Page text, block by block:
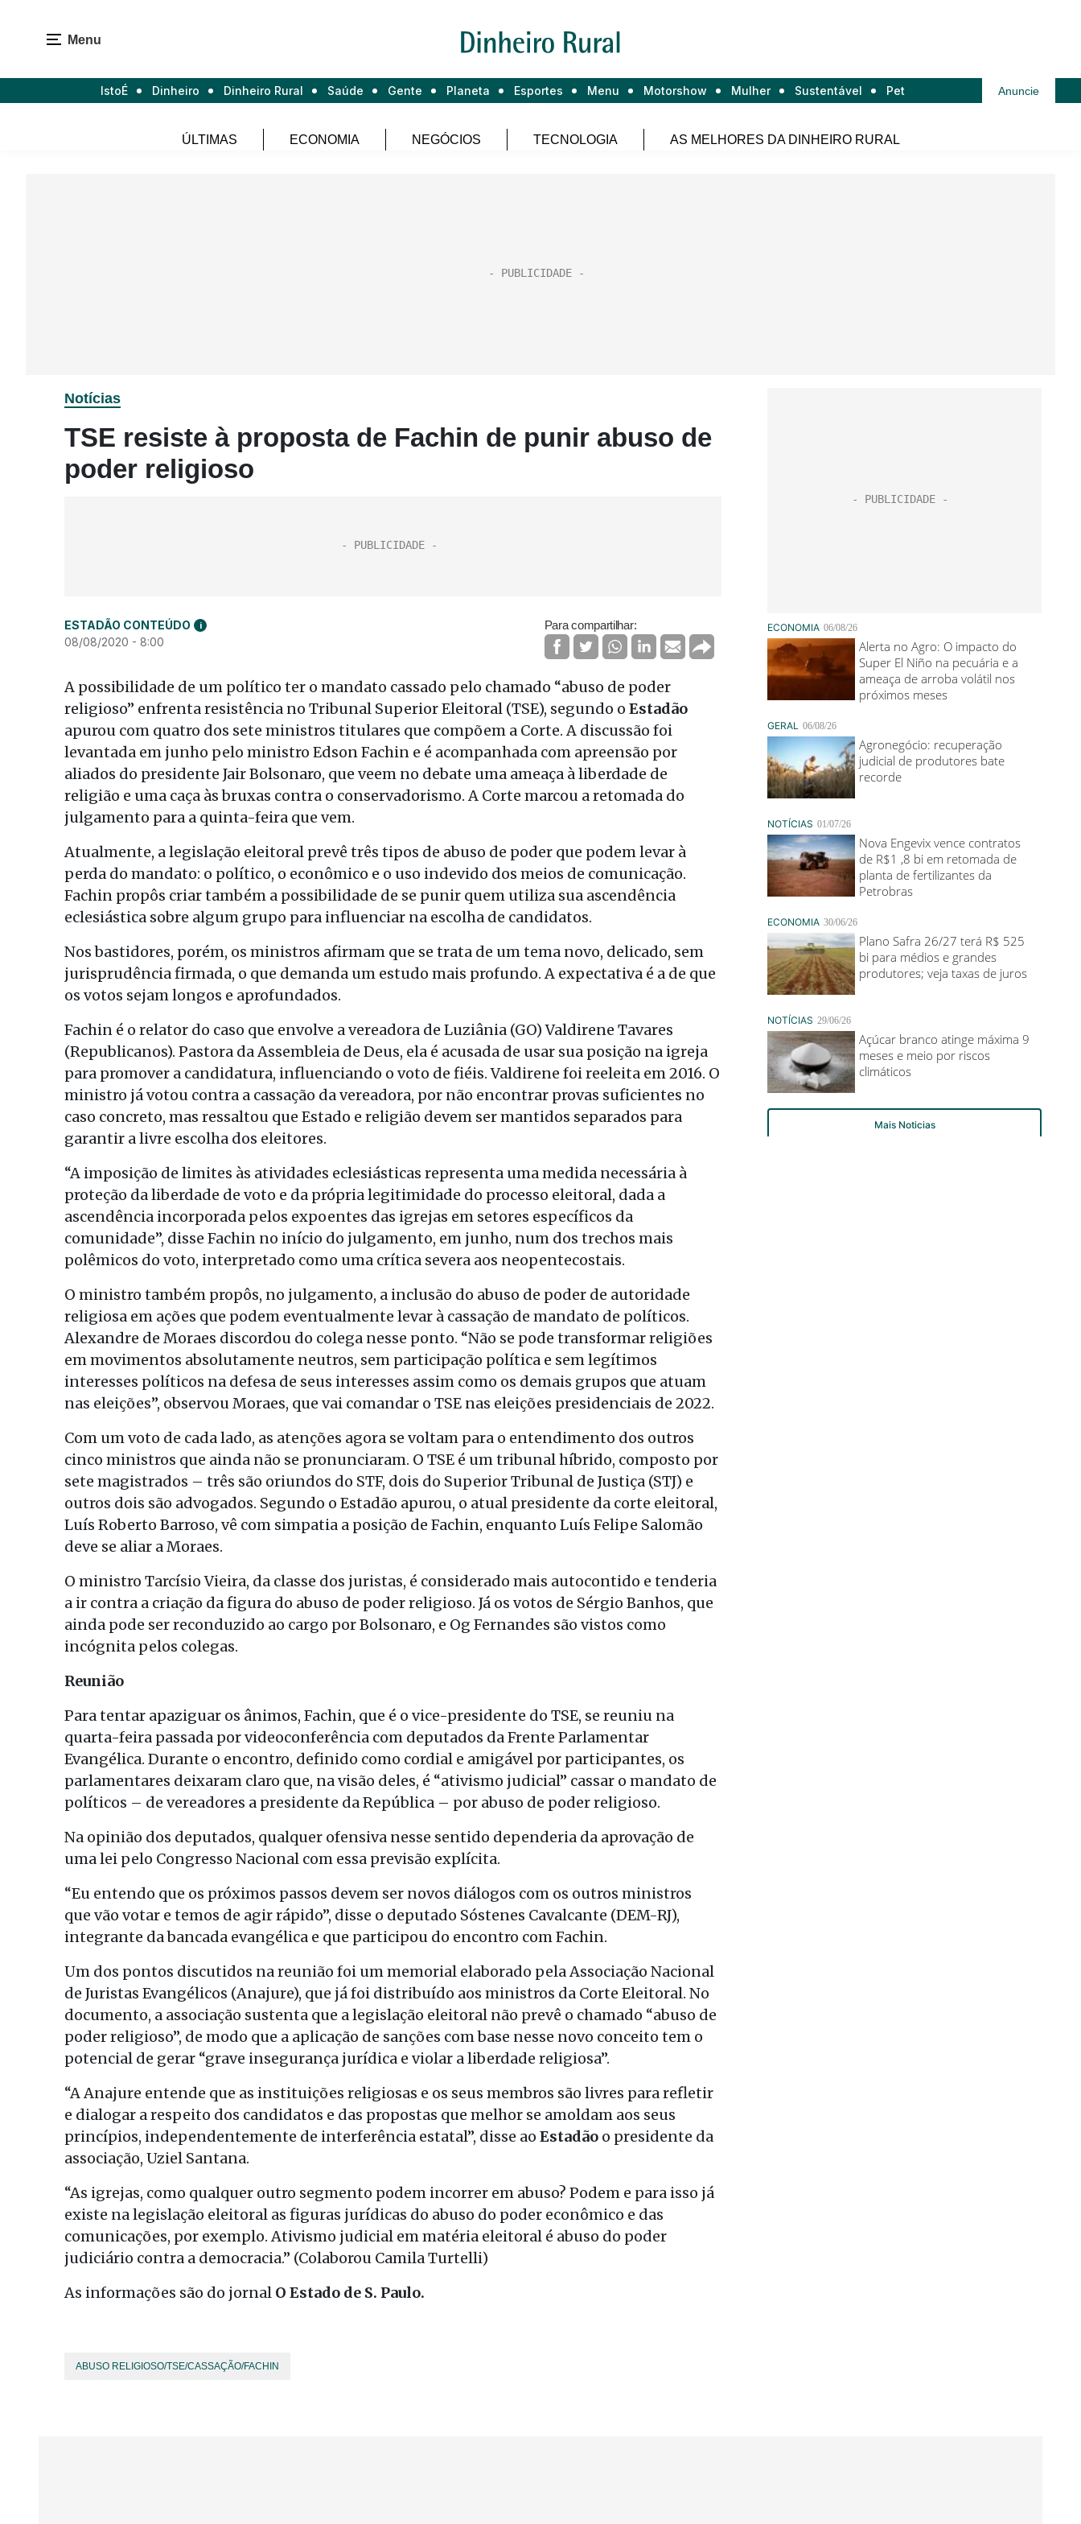
Menu
IstoÉ Dinheiro Dinheiro Rural Saúde Gente Planeta Esportes Menu Motorshow Mulher Sustentável Pet Anuncie
ÚLTIMAS ECONOMIA NEGÓCIOS TECNOLOGIA AS MELHORES DA DINHEIRO RURAL
Notícias
TSE resiste à proposta de Fachin de punir abuso de
poder religioso
ESTADÃO CONTEÚDO i
08/08/2020 - 8:00
Para compartilhar:
A possibilidade de um político ter o mandato cassado pelo chamado “abuso de poder
religioso” enfrenta resistência no Tribunal Superior Eleitoral (TSE), segundo o Estadão
apurou com quatro dos sete ministros titulares que compõem a Corte. A discussão foi
levantada em junho pelo ministro Edson Fachin e é acompanhada com apreensão por
aliados do presidente Jair Bolsonaro, que veem no debate uma ameaça à liberdade de
religião e uma caça às bruxas contra o conservadorismo. A Corte marcou a retomada do
julgamento para a quinta-feira que vem.
Atualmente, a legislação eleitoral prevê três tipos de abuso de poder que podem levar à
perda do mandato: o político, o econômico e o uso indevido dos meios de comunicação.
Fachin propôs criar também a possibilidade de se punir quem utiliza sua ascendência
eclesiástica sobre algum grupo para influenciar na escolha de candidatos.
Nos bastidores, porém, os ministros afirmam que se trata de um tema novo, delicado, sem
jurisprudência firmada, o que demanda um estudo mais profundo. A expectativa é a de que
os votos sejam longos e aprofundados.
Fachin é o relator do caso que envolve a vereadora de Luziânia (GO) Valdirene Tavares
(Republicanos). Pastora da Assembleia de Deus, ela é acusada de usar sua posição na igreja
para promover a candidatura, influenciando o voto de fiéis. Valdirene foi reeleita em 2016. O
ministro já votou contra a cassação da vereadora, por não encontrar provas suficientes no
caso concreto, mas ressaltou que Estado e religião devem ser mantidos separados para
garantir a livre escolha dos eleitores.
“A imposição de limites às atividades eclesiásticas representa uma medida necessária à
proteção da liberdade de voto e da própria legitimidade do processo eleitoral, dada a
ascendência incorporada pelos expoentes das igrejas em setores específicos da
comunidade”, disse Fachin no início do julgamento, em junho, num dos trechos mais
polêmicos do voto, interpretado como uma crítica severa aos neopentecostais.
O ministro também propôs, no julgamento, a inclusão do abuso de poder de autoridade
religiosa em ações que podem eventualmente levar à cassação de mandato de políticos.
Alexandre de Moraes discordou do colega nesse ponto. “Não se pode transformar religiões
em movimentos absolutamente neutros, sem participação política e sem legítimos
interesses políticos na defesa de seus interesses assim como os demais grupos que atuam
nas eleições”, observou Moraes, que vai comandar o TSE nas eleições presidenciais de 2022.
Com um voto de cada lado, as atenções agora se voltam para o entendimento dos outros
cinco ministros que ainda não se pronunciaram. O TSE é um tribunal híbrido, composto por
sete magistrados – três são oriundos do STF, dois do Superior Tribunal de Justiça (STJ) e
outros dois são advogados. Segundo o Estadão apurou, o atual presidente da corte eleitoral,
Luís Roberto Barroso, vê com simpatia a posição de Fachin, enquanto Luís Felipe Salomão
deve se aliar a Moraes.
O ministro Tarcísio Vieira, da classe dos juristas, é considerado mais autocontido e tenderia
a ir contra a criação da figura do abuso de poder religioso. Já os votos de Sérgio Banhos, que
ainda pode ser reconduzido ao cargo por Bolsonaro, e Og Fernandes são vistos como
incógnita pelos colegas.
Reunião
Para tentar apaziguar os ânimos, Fachin, que é o vice-presidente do TSE, se reuniu na
quarta-feira passada por videoconferência com deputados da Frente Parlamentar
Evangélica. Durante o encontro, definido como cordial e amigável por participantes, os
parlamentares deixaram claro que, na visão deles, é “ativismo judicial” cassar o mandato de
políticos – de vereadores a presidente da República – por abuso de poder religioso.
Na opinião dos deputados, qualquer ofensiva nesse sentido dependeria da aprovação de
uma lei pelo Congresso Nacional com essa previsão explícita.
“Eu entendo que os próximos passos devem ser novos diálogos com os outros ministros
que vão votar e temos de agir rápido”, disse o deputado Sóstenes Cavalcante (DEM-RJ),
integrante da bancada evangélica e que participou do encontro com Fachin.
Um dos pontos discutidos na reunião foi um memorial elaborado pela Associação Nacional
de Juristas Evangélicos (Anajure), que já foi distribuído aos ministros da Corte Eleitoral. No
documento, a associação sustenta que a legislação eleitoral não prevê o chamado “abuso de
poder religioso”, de modo que a aplicação de sanções com base nesse novo conceito tem o
potencial de gerar “grave insegurança jurídica e violar a liberdade religiosa”.
“A Anajure entende que as instituições religiosas e os seus membros são livres para refletir
e dialogar a respeito dos candidatos e das propostas que melhor se amoldam aos seus
princípios, independentemente de interferência estatal”, disse ao Estadão o presidente da
associação, Uziel Santana.
“As igrejas, como qualquer outro segmento podem incorrer em abuso? Podem e para isso já
existe na legislação eleitoral as figuras jurídicas do abuso do poder econômico e das
comunicações, por exemplo. Ativismo judicial em matéria eleitoral é abuso do poder
judiciário contra a democracia.” (Colaborou Camila Turtelli)
As informações são do jornal O Estado de S. Paulo.
ABUSO RELIGIOSO/TSE/CASSAÇÃO/FACHIN